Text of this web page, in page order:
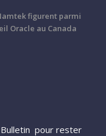
figurent parmi
Oracle au Canada
Bulletin pour rester